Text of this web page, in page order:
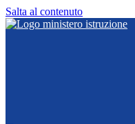
Salta al contenuto